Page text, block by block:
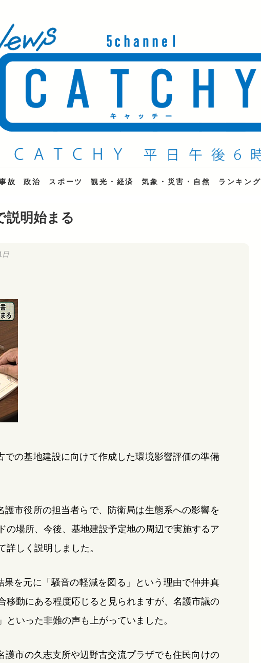
故 政治 スポーツ 観光・経済 気象・災害・自然 ランキング
説明始まる
日
での基地建設に向けて作成した環境影響評価の準備
護市役所の担当者らで、防衛局は生態系への影響を
の場所、今後、基地建設予定地の周辺で実施するア
詳しく説明しました。
を元に「騒音の軽減を図る」という理由で仲井真
移動にある程度応じると見られますが、名護市議の
いった非難の声も上がっていました。
護市の久志支所や辺野古交流プラザでも住民向けの